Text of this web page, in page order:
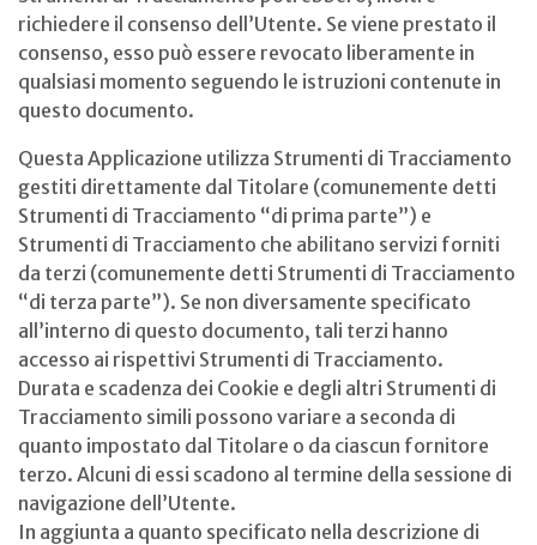
richiedere il consenso dell’Utente. Se viene prestato il
consenso, esso può essere revocato liberamente in
qualsiasi momento seguendo le istruzioni contenute in
questo documento.
Questa Applicazione utilizza Strumenti di Tracciamento
gestiti direttamente dal Titolare (comunemente detti
Strumenti di Tracciamento “di prima parte”) e
Strumenti di Tracciamento che abilitano servizi forniti
da terzi (comunemente detti Strumenti di Tracciamento
“di terza parte”). Se non diversamente specificato
all’interno di questo documento, tali terzi hanno
accesso ai rispettivi Strumenti di Tracciamento.
Durata e scadenza dei Cookie e degli altri Strumenti di
Tracciamento simili possono variare a seconda di
quanto impostato dal Titolare o da ciascun fornitore
terzo. Alcuni di essi scadono al termine della sessione di
navigazione dell’Utente.
In aggiunta a quanto specificato nella descrizione di